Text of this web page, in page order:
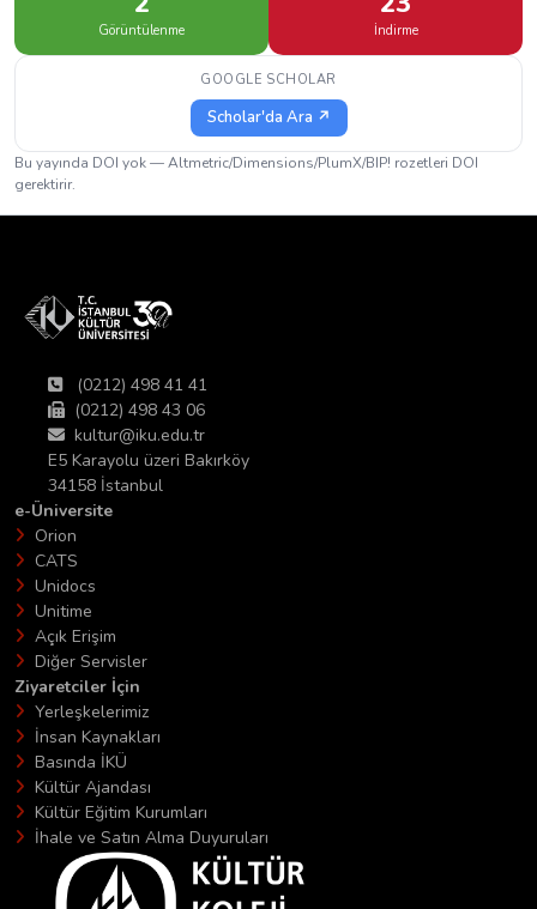
Görüntülenme İndirme
GOOGLE SCHOLAR
Scholar'da Ara ↗
Bu yayında DOI yok — Altmetric/Dimensions/PlumX/BIP! rozetleri DOI
gerektirir.
(0212) 498 41 41
(0212) 498 43 06
kultur@iku.edu.tr
E5 Karayolu üzeri Bakırköy
34158 İstanbul
e-Üniversite
Orion
CATS
Unidocs
Unitime
Açık Erişim
Diğer Servisler
Ziyaretciler İçin
Yerleşkelerimiz
İnsan Kaynakları
Basında İKÜ
Kültür Ajandası
Kültür Eğitim Kurumları
İhale ve Satın Alma Duyuruları